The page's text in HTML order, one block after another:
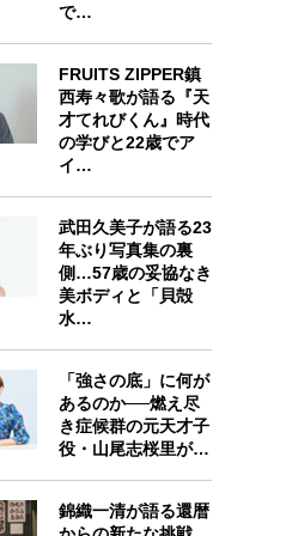
で…
FRUITS ZIPPER鎮
西寿々歌が語る『天
才てれびくん』時代
の学びと22歳でア
イ…
武田久美子が語る23
年ぶり写真集の裏
側…57歳の妥協なき
美ボディと「貝殻
水…
「強さの底」に何が
あるのか──燃え尽
き症候群の元天才子
役・山尾志桜里が…
錦織一清が語る還暦